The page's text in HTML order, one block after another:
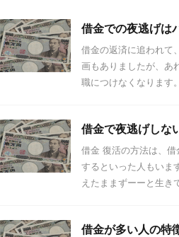
借金での夜逃げは
借金の返済に追われて
画もありましたが、あ
職につけなくなります
借金で夜逃げしな
借金 復活の方法は、
するといった人もいま
えたままずーーと生き
借金が多い人の特